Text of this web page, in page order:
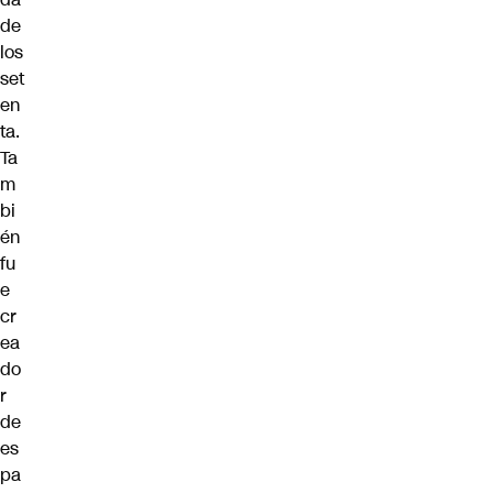
de
los
set
en
ta.
Ta
m
bi
én
fu
e
cr
ea
do
r
de
es
pa